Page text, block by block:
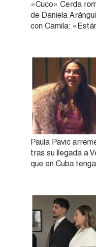
«Cuco» Cerda
de Daniela
con Camila:
Paula Pavic
tras su llegada a
que en Cuba